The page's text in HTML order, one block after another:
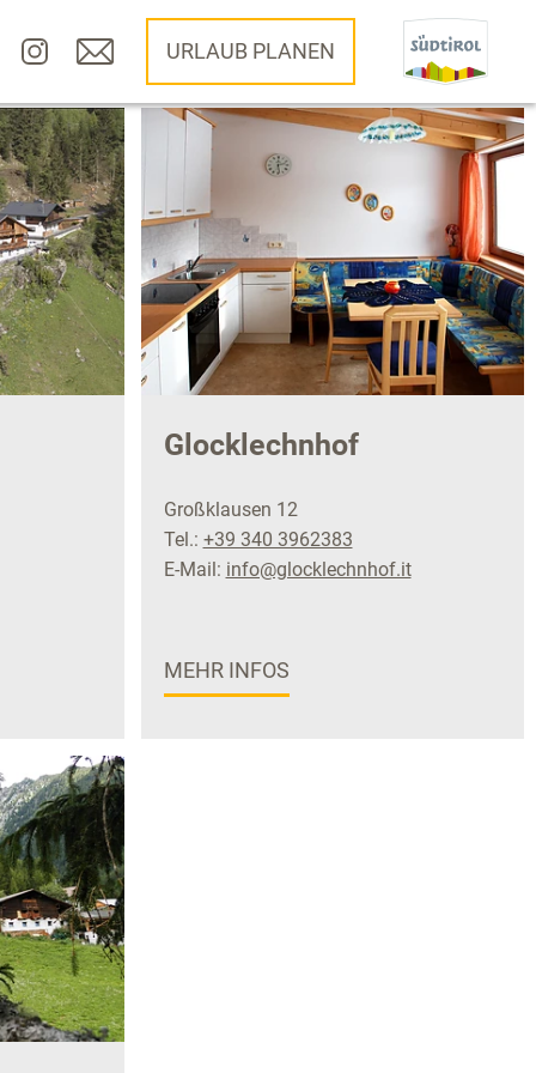
URLAUB PLANEN
Glocklechnhof
Großklausen 12
Tel.: +39 340 3962383
E-Mail: info@glocklechnhof.it
MEHR INFOS